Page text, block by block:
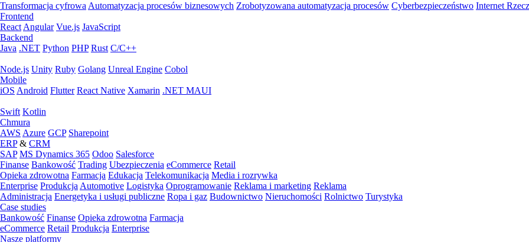
Transformacja cyfrowa Automatyzacja procesów biznesowych Zrobotyzowana automatyzacja procesów Cyberbezpieczeństwo Internet
Frontend
React Angular Vue.js JavaScript
Backend
Java .NET Python PHP Rust C/C++
Node.js Unity Ruby Golang Unreal Engine Cobol
Mobile
iOS Android Flutter React Native Xamarin .NET MAUI
Swift Kotlin
Chmura
AWS Azure GCP Sharepoint
ERP& CRM
SAP MS Dynamics 365 Odoo Salesforce
Finanse Bankowość Trading Ubezpieczenia eCommerce Retail
Opieka zdrowotna Farmacja Edukacja Telekomunikacja Media i rozrywka
Enterprise Produkcja Automotive Logistyka Oprogramowanie Reklama i marketing Reklama
Administracja Energetyka i usługi publiczne Ropa i gaz Budownictwo Nieruchomości Rolnictwo Turystyka
Case studies
Bankowość Finanse Opieka zdrowotna Farmacja
eCommerce Retail Produkcja Enterprise
Nasze platformy